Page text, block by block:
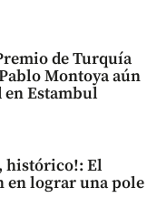
de Turquía
Montoya aún
en Estambul
histórico!: El
en lograr una pole